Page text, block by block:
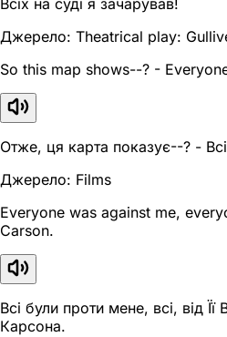
Всіх на суді я зачарував!
Джерело: Theatrical play:
So this map shows--? -
Отже, ця карта показує--? -
Джерело: Films
Everyone was against me,
Carson.
Всі були проти мене, всі, від
Карсона.